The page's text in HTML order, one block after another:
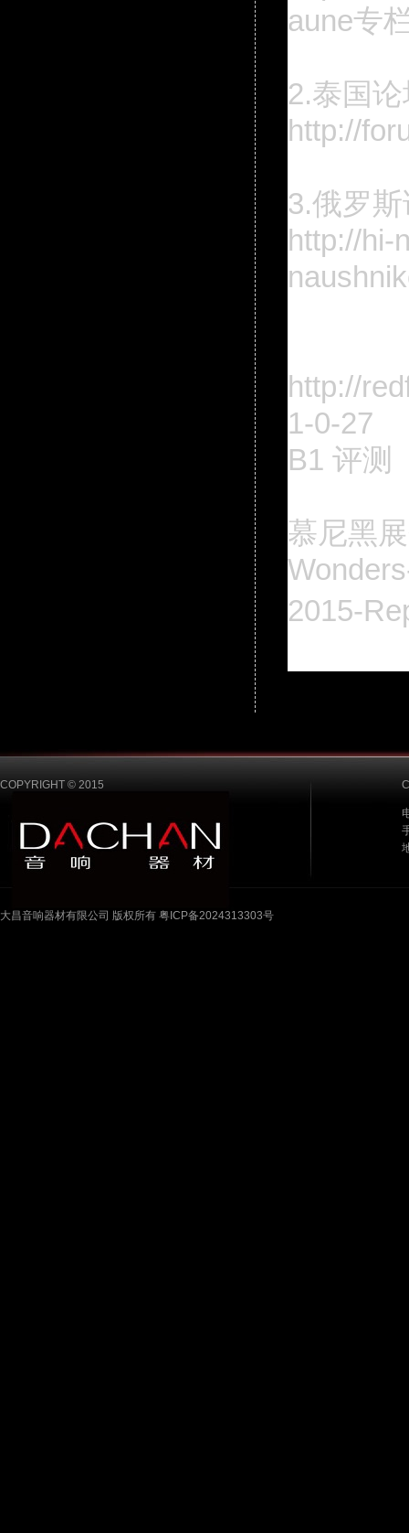
aune专
2.泰国
http://
3.俄罗
http://hi-
http://
1-0-27
B1 评测
慕尼黑
2015-
COPYRIGHT © 2015
大昌音响器材有限公司 版权所有 粤ICP备2024313303号